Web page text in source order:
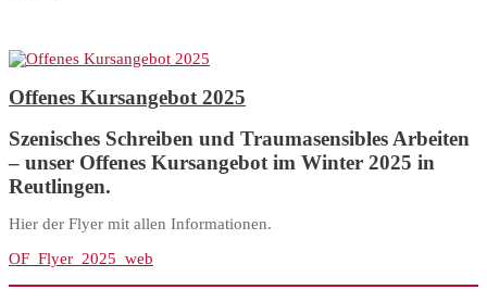
Offenes Kursangebot 2025
Szenisches Schreiben und Traumasensibles Arbeiten
– unser Offenes Kursangebot im Winter 2025 in
Reutlingen.
Hier der Flyer mit allen Informationen.
OF_Flyer_2025_web